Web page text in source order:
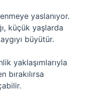
yaslanıyor.
küçük yaşlarda
büyütür.
yaklaşımlarıyla
bırakılırsa